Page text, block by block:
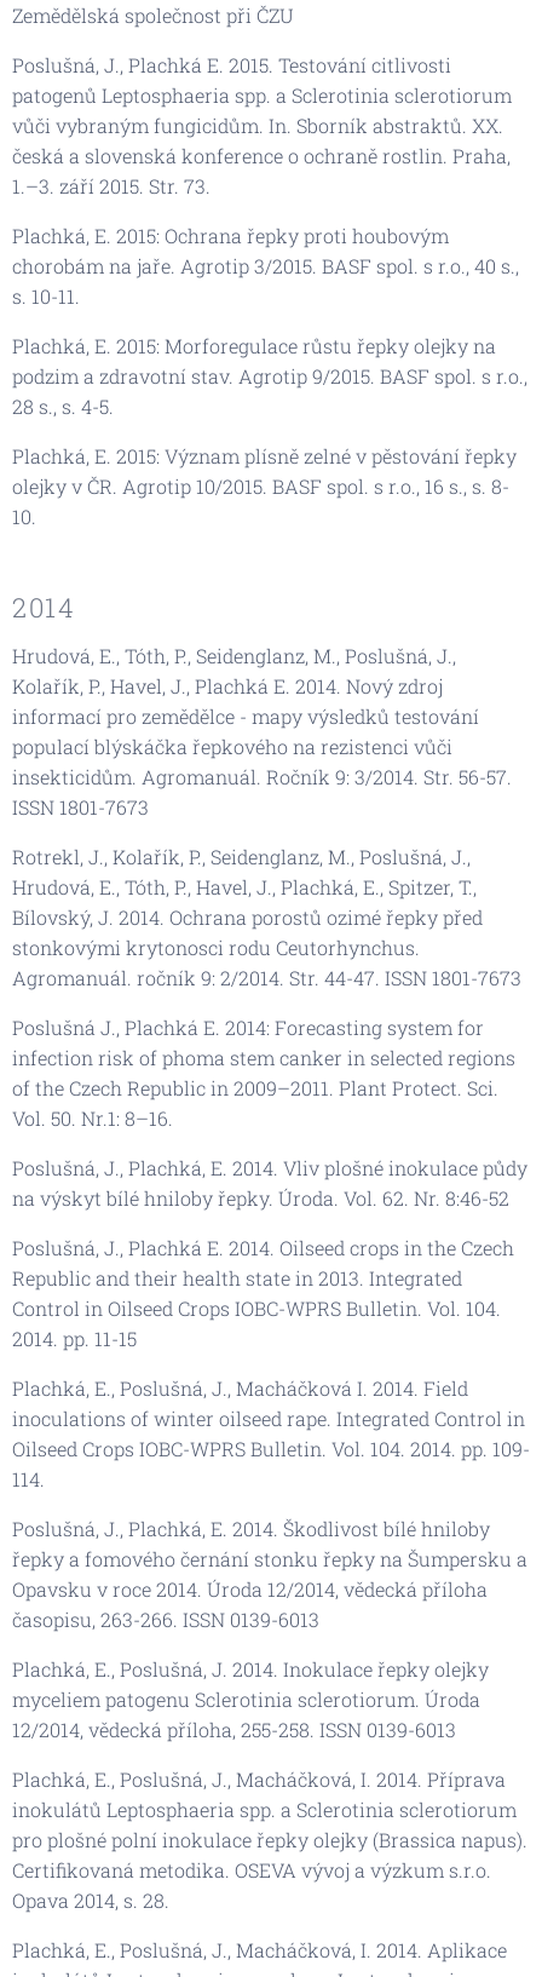
Zemědělská společnost při ČZU
Poslušná, J., Plachká E. 2015. Testování citlivosti
patogenů Leptosphaeria spp. a Sclerotinia sclerotiorum
vůči vybraným fungicidům. In. Sborník abstraktů. XX.
česká a slovenská konference o ochraně rostlin. Praha,
1.–3. září 2015. Str. 73.
Plachká, E. 2015: Ochrana řepky proti houbovým
chorobám na jaře. Agrotip 3/2015. BASF spol. s r.o., 40 s.,
s. 10-11.
Plachká, E. 2015: Morforegulace růstu řepky olejky na
podzim a zdravotní stav. Agrotip 9/2015. BASF spol. s r.o.,
28 s., s. 4-5.
Plachká, E. 2015: Význam plísně zelné v pěstování řepky
olejky v ČR. Agrotip 10/2015. BASF spol. s r.o., 16 s., s. 8-
10.
2014
Hrudová, E., Tóth, P., Seidenglanz, M., Poslušná, J.,
Kolařík, P., Havel, J., Plachká E. 2014. Nový zdroj
informací pro zemědělce - mapy výsledků testování
populací blýskáčka řepkového na rezistenci vůči
insekticidům. Agromanuál. Ročník 9: 3/2014. Str. 56-57.
ISSN 1801-7673
Rotrekl, J., Kolařík, P., Seidenglanz, M., Poslušná, J.,
Hrudová, E., Tóth, P., Havel, J., Plachká, E., Spitzer, T.,
Bílovský, J. 2014. Ochrana porostů ozimé řepky před
stonkovými krytonosci rodu Ceutorhynchus.
Agromanuál. ročník 9: 2/2014. Str. 44-47. ISSN 1801-7673
Poslušná J., Plachká E. 2014: Forecasting system for
infection risk of phoma stem canker in selected regions
of the Czech Republic in 2009–2011. Plant Protect. Sci.
Vol. 50. Nr.1: 8–16.
Poslušná, J., Plachká, E. 2014. Vliv plošné inokulace půdy
na výskyt bílé hniloby řepky. Úroda. Vol. 62. Nr. 8:46-52
Poslušná, J., Plachká E. 2014. Oilseed crops in the Czech
Republic and their health state in 2013. Integrated
Control in Oilseed Crops IOBC-WPRS Bulletin. Vol. 104.
2014. pp. 11-15
Plachká, E., Poslušná, J., Macháčková I. 2014. Field
inoculations of winter oilseed rape. Integrated Control in
Oilseed Crops IOBC-WPRS Bulletin. Vol. 104. 2014. pp. 109-
114.
Poslušná, J., Plachká, E. 2014. Škodlivost bílé hniloby
řepky a fomového černání stonku řepky na Šumpersku a
Opavsku v roce 2014. Úroda 12/2014, vědecká příloha
časopisu, 263-266. ISSN 0139-6013
Plachká, E., Poslušná, J. 2014. Inokulace řepky olejky
myceliem patogenu Sclerotinia sclerotiorum. Úroda
12/2014, vědecká příloha, 255-258. ISSN 0139-6013
Plachká, E., Poslušná, J., Macháčková, I. 2014. Příprava
inokulátů Leptosphaeria spp. a Sclerotinia sclerotiorum
pro plošné polní inokulace řepky olejky (Brassica napus).
Certifikovaná metodika. OSEVA vývoj a výzkum s.r.o.
Opava 2014, s. 28.
Plachká, E., Poslušná, J., Macháčková, I. 2014. Aplikace